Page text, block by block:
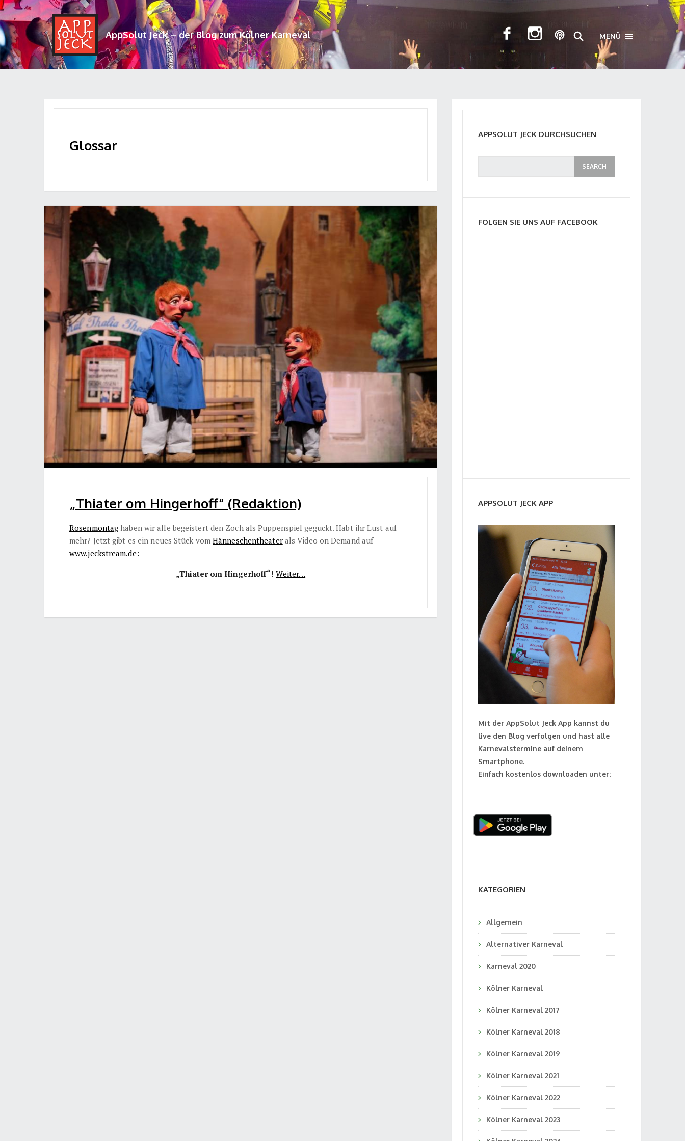
AppSolut Jeck – der Blog zum Kölner Karneval MENÜ TOGGLE
Glossar
„Thiater om Hingerhoff“ (Redaktion)
Rosenmontag haben wir alle begeistert den Zoch als Puppenspiel geguckt. Habt ihr Lust auf
mehr? Jetzt gibt es ein neues Stück vomHänneschentheaterals Video on Demand auf
www.jeckstream.de:
„Thiater om Hingerhoff“! Weiter…
APPSOLUT JECK DURCHSUCHEN
FOLGEN SIE UNS AUF FACEBOOK
APPSOLUT JECK APP
Mit der AppSolut Jeck App kannst du
live den Blog verfolgen und hast alle
Karnevalstermine auf deinem
Smartphone.
Einfach kostenlos downloaden unter:
KATEGORIEN
Allgemein
Alternativer Karneval
Karneval 2020
Kölner Karneval
Kölner Karneval 2017
Kölner Karneval 2018
Kölner Karneval 2019
Kölner Karneval 2021
Kölner Karneval 2022
Kölner Karneval 2023